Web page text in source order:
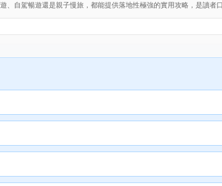
、自駕暢遊還是親子慢旅，都能提供落地性極強的實用攻略，是讀者